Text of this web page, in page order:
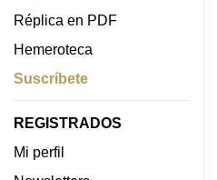
Réplica en PDF
Hemeroteca
Suscríbete
REGISTRADOS
Mi perfil